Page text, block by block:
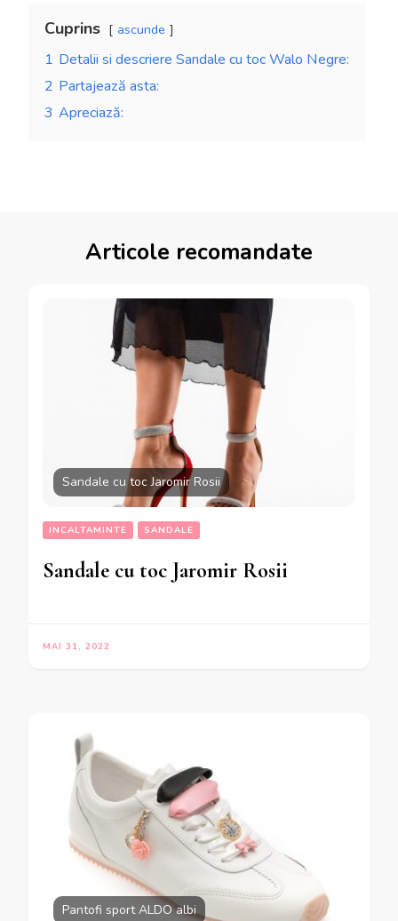
Cuprins ascunde
1 Detalii si descriere Sandale cu toc Walo Negre:
2 Partajează asta:
3 Apreciază:
Articole recomandate
Sandale cu toc Jaromir Rosii
INCALTAMINTE SANDALE
Sandale cu toc Jaromir Rosii
MAI 31, 2022
Pantofi sport ALDO albi